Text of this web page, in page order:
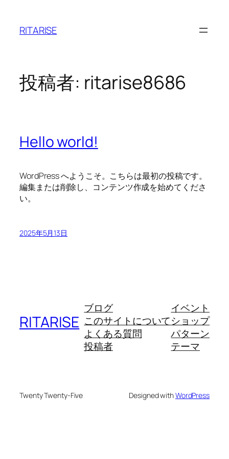
RITARISE
投稿者: ritarise8686
Hello world!
WordPress へようこそ。こちらは最初の投稿です。
編集または削除し、コンテンツ作成を始めてくださ
い。
2025年5月13日
RITARISE
ブログ
このサイトについて
よくある質問
投稿者
イベント
ショップ
パターン
テーマ
Twenty Twenty-Five Designed withWordPress